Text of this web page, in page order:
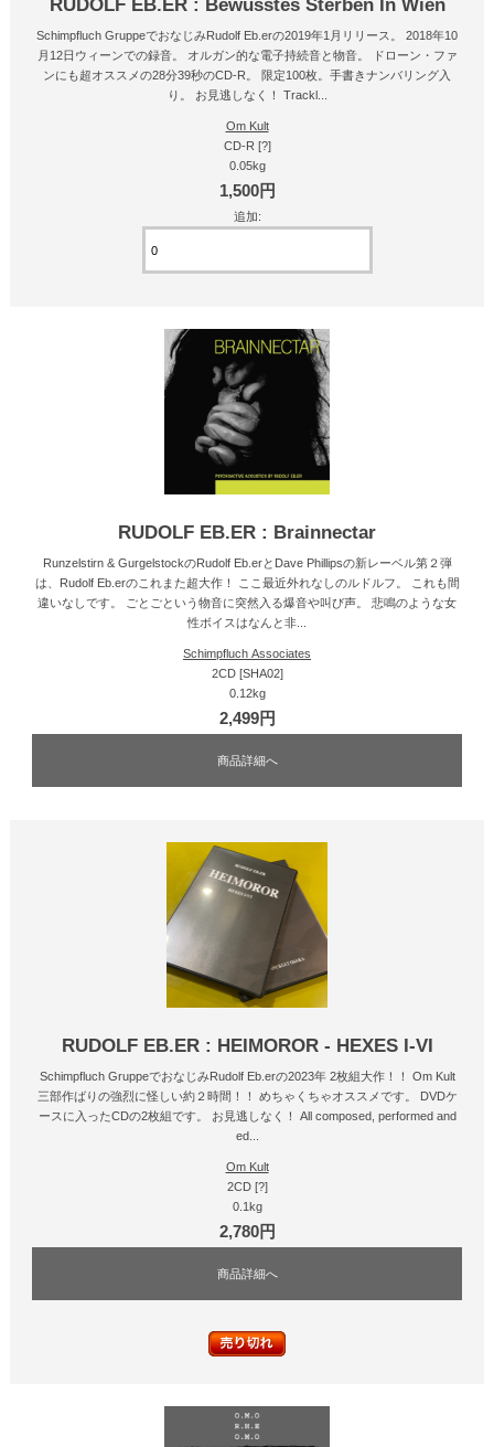
RUDOLF EB.ER : Bewusstes Sterben In Wien
Schimpfluch GruppeでおなじみRudolf Eb.erの2019年1月リリース。 2018年10
月12日ウィーンでの録音。 オルガン的な電子持続音と物音。 ドローン・ファ
ンにも超オススメの28分39秒のCD-R。 限定100枚。手書きナンバリング入
り。 お見逃しなく！ Trackl...
Om Kult
CD-R [?]
0.05kg
1,500円
追加:
RUDOLF EB.ER : Brainnectar
Runzelstirn & GurgelstockのRudolf Eb.erとDave Phillipsの新レーベル第２弾
は、Rudolf Eb.erのこれまた超大作！ ここ最近外れなしのルドルフ。 これも間
違いなしです。 ごとごという物音に突然入る爆音や叫び声。 悲鳴のような女
性ボイスはなんと非...
Schimpfluch Associates
2CD [SHA02]
0.12kg
2,499円
商品詳細へ
RUDOLF EB.ER : HEIMOROR - HEXES I-VI
Schimpfluch GruppeでおなじみRudolf Eb.erの2023年 2枚組大作！！ Om Kult
三部作ばりの強烈に怪しい約２時間！！ めちゃくちゃオススメです。 DVDケ
ースに入ったCDの2枚組です。 お見逃しなく！ All composed, performed and
ed...
Om Kult
2CD [?]
0.1kg
2,780円
商品詳細へ